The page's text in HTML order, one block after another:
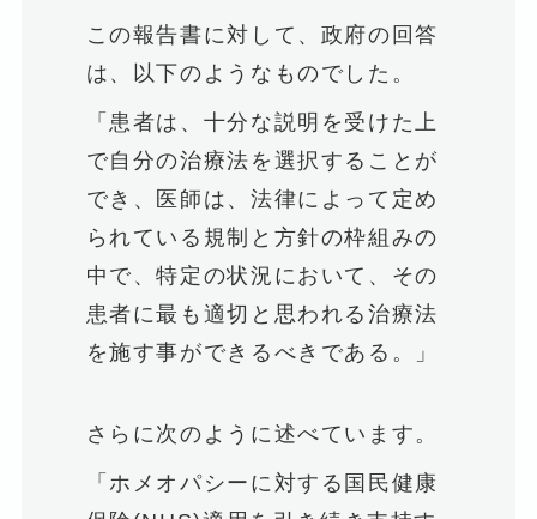
この報告書に対して、政府の回答
は、以下のようなものでした。
「患者は、十分な説明を受けた上
で自分の治療法を選択することが
でき、医師は、法律によって定め
られている規制と方針の枠組みの
中で、特定の状況において、その
患者に最も適切と思われる治療法
を施す事ができるべきである。」
さらに次のように述べています。
「ホメオパシーに対する国民健康